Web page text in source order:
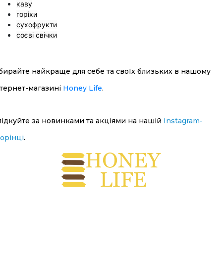
каву
горіхи
сухофрукти
соєві свічки
найкраще для себе та своїх близьких в нашому
магазині Honey Life.
за новинками та акціями на нашій Instagram-
.